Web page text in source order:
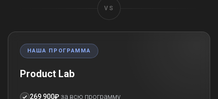
VS
НАША ПРОГРАММА
Product Lab
269 900₽ за всю программу